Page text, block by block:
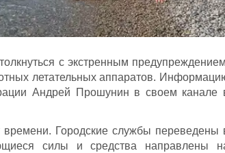
с экстренным
летательных аппаратов.
Андрей Прошунин в своем канале
Городские службы переведены
силы и средства направлены